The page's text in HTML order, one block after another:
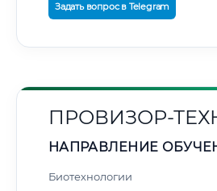
Задать вопрос в Telegram
ПРОВИЗОР-
НАПРАВЛЕНИЕ
Биотехнологии